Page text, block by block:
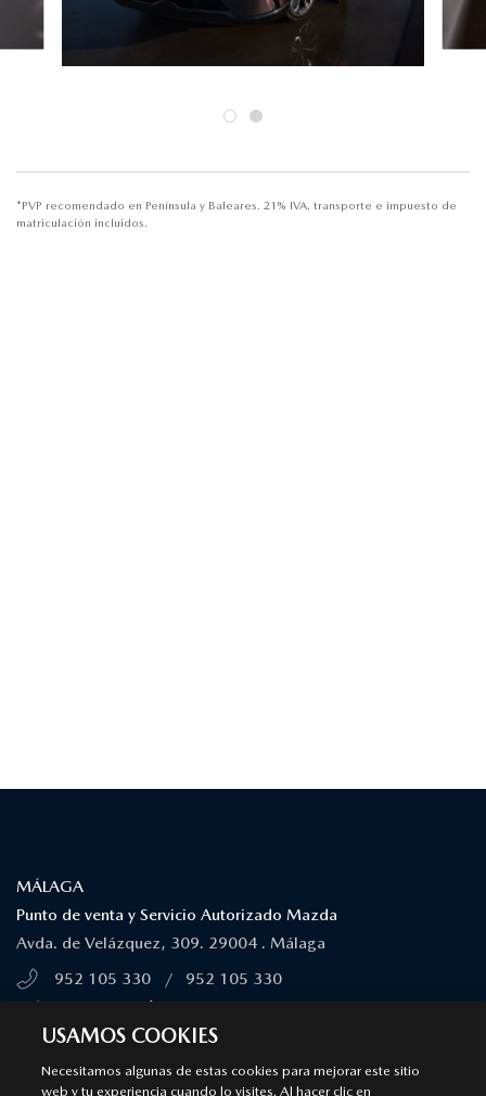
*PVP recomendado en Península y Baleares. 21% IVA, transporte e impuesto de
matriculación incluidos.
MÁLAGA
Punto de venta y Servicio Autorizado Mazda
Avda. de Velázquez, 309. 29004 . Málaga
952 105 330
/
952 105 330
MARBELLA
USAMOS COOKIES
Necesitamos algunas de estas cookies para mejorar este sitio
web y tu experiencia cuando lo visites. Al hacer clic en